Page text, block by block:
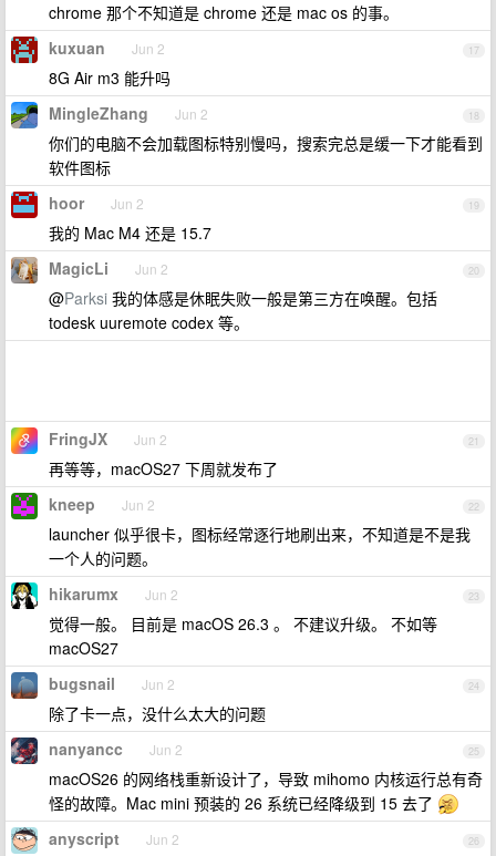
chrome 那个不知道是 chrome 还是 mac os 的事。
17
kuxuan Jun 2
8G Air m3 能升吗
18
MingleZhang Jun 2
你们的电脑不会加载图标特别慢吗，搜索完总是缓一下才能看到
软件图标
19
hoor Jun 2
我的 Mac M4 还是 15.7
20
MagicLi Jun 2
@Parksi 我的体感是休眠失败一般是第三方在唤醒。包括
todesk uuremote codex 等。
21
FringJX Jun 2
再等等，macOS27 下周就发布了
22
kneep Jun 2
launcher 似乎很卡，图标经常逐行地刷出来，不知道是不是我
一个人的问题。
23
hikarumx Jun 2
觉得一般。 目前是 macOS 26.3 。 不建议升级。 不如等
macOS27
24
bugsnail Jun 2
除了卡一点，没什么太大的问题
25
nanyancc Jun 2
macOS26 的网络栈重新设计了，导致 mihomo 内核运行总有奇
怪的故障。Mac mini 预装的 26 系统已经降级到 15 去了
26
anyscript Jun 2